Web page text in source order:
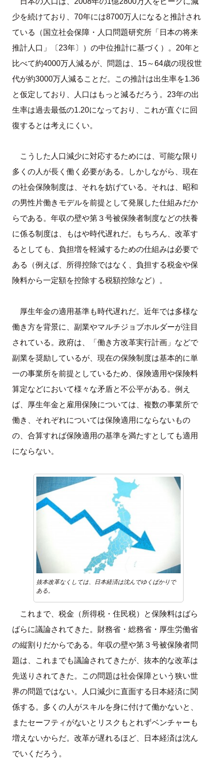
少を続けており、70年には8700万人になると推計され
ている（国立社会保障・人口問題研究所「日本の将来
推計人口」〔23年〕）の中位推計に基づく）。20年と
比べて約4000万人減るが、問題は、15～64歳の現役世
代が約3000万人減ることだ。この推計は出生率を1.36
と仮定しており、人口はもっと減るだろう。23年の出
生率は過去最低の1.20になっており、これが直ぐに回
復するとは考えにくい。
こうした人口減少に対応するためには、可能な限り
多くの人が長く働く必要がある。しかしながら、現在
の社会保険制度は、それを妨げている。それは、昭和
の男性片働きモデルを前提として発展した仕組みだか
らである。年収の壁や第３号被保険者制度などの扶養
に係る制度は、もはや時代遅れだ。もちろん、改革す
るとしても、負担増を軽減するための仕組みは必要で
ある（例えば、所得控除ではなく、負担する税金や保
険料から一定額を控除する税額控除など）。
厚生年金の適用基準も時代遅れだ。近年では多様な
働き方を背景に、副業やマルチジョブホルダーが注目
されている。政府は、「働き方改革実行計画」などで
副業を奨励しているが、現在の保険制度は基本的に単
一の事業所を前提としているため、保険適用や保険料
算定などにおいて様々な矛盾と不公平がある。例え
ば、厚生年金と雇用保険については、複数の事業所で
働き、それぞれについては保険適用にならないもの
の、合算すれば保険適用の基準を満たすとしても適用
にならない。
抜本改革なくしては、日本経済は沈んでゆくばかりで
ある。
これまで、税金（所得税・住民税）と保険料はばら
ばらに議論されてきた。財務省・総務省・厚生労働省
の縦割りだからである。年収の壁や第３号被保険者問
題は、これまでも議論されてきたが、抜本的な改革は
先送りされてきた。この問題は社会保障という狭い世
界の問題ではない。人口減少に直面する日本経済に関
係する。多くの人がスキルを身に付けて働かないと、
またセーフティがないとリスクもとれずベンチャーも
増えないからだ。改革が遅れるほど、日本経済は沈ん
でいくだろう。